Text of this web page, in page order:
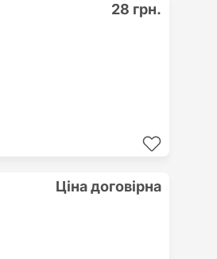
28 грн.
Ціна договірна